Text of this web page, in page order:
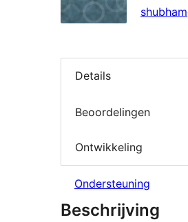
Details
Beoordelingen
Ontwikkeling
Ondersteuning
Beschrijving